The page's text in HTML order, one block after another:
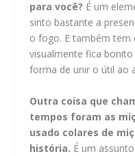
para você? É um
sinto bastante a
o fogo. E também
visualmente fica
forma de unir o útil ao
Outra coisa que
tempos foram as
usado colares de
história. É um